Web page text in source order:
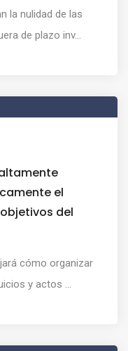
la nulidad de las
de plazo inv...
el
del
cómo organizar
y actos ...